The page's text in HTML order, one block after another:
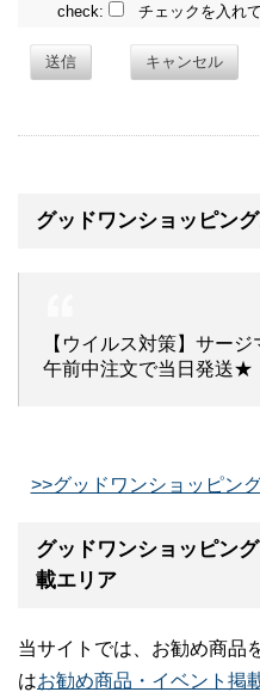
check: チェックを入れ
送信 キャンセル
グッドワンショッピン
【ウイルス対策】サ
午前中注文で当日発送★
>>グッドワンショッピン
グッドワンショッピン
載エリア
当サイトでは、お勧め商品
はお勧め商品・イベント掲